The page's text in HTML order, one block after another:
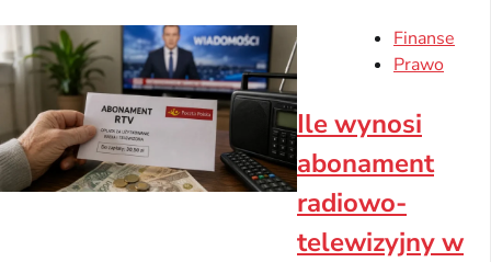
Finanse
Prawo
Ile wynosi
abonament
radiowo-
telewizyjny w